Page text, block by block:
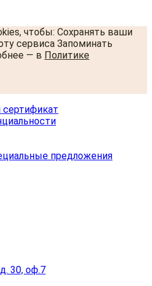
чтобы: Сохранять ваши
сервиса Запоминать
— в Политике
предложения
30, оф.7